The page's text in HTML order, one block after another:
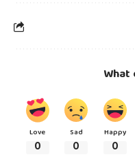
Love
0
Sad
0
Happy
0